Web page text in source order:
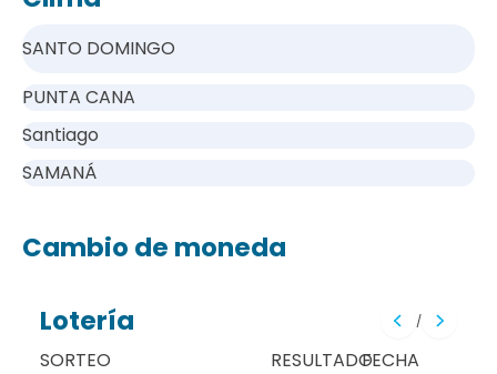
SANTO DOMINGO
PUNTA CANA
Santiago
SAMANÁ
Cambio de moneda
Lotería /
SORTEO RESULTADOFECHA